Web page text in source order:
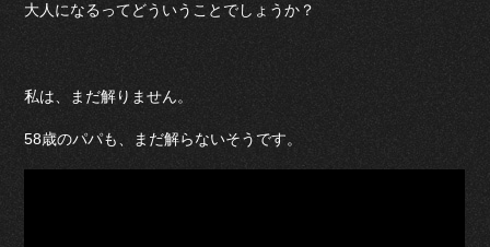
大人になるってどういうことでしょうか？
私は、まだ解りません。
58歳のパパも、まだ解らないそうです。